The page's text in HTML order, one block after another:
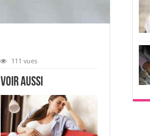
111 vues
Voir aussi